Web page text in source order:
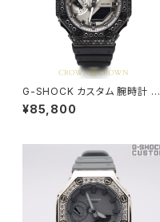
G-SHOCK カスタム 腕時計 カ
シオーク GA-2100SB-1A GA2
100-035
¥85,800